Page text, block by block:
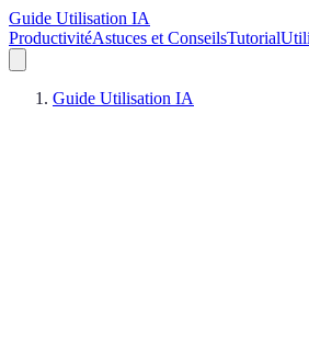
Guide Utilisation IA
ProductivitéAstuces et ConseilsTutorial
Guide Utilisation IA